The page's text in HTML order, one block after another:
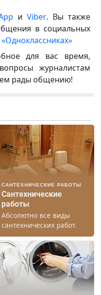
иViber. Вы также
в социальных
«Одноклассниках»
для вас время,
журналистам
рады общению!
САНТЕХНИЧЕСКИЕ РАБОТЫ
Сантехнические
работы
Абсолютно все виды
сантехнических работ.
Быстро. Качественно.
Недорого.